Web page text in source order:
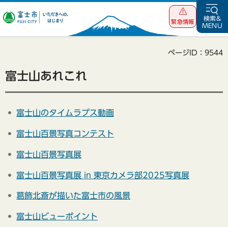
富士市 いただ
緊急情報
検索&
MENU
ページID：9544
富士山あれこれ
富士山のタイムラプス動画
富士山百景写真コンテスト
富士山百景写真展
富士山百景写真展 in 東京カメラ部2025写真展
葛飾北斎が描いた富士市の風景
富士山ビューポイント